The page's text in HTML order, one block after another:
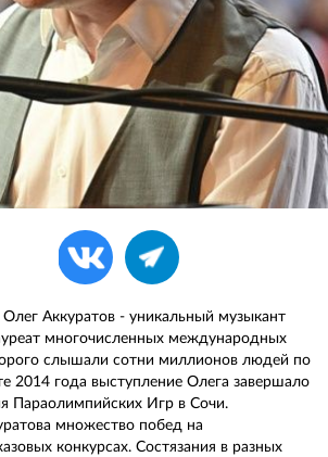
Аккуратов - уникальный музыкант
многочисленных международных
слышали сотни миллионов людей по
2014 года выступление Олега завершало
Параолимпийских Игр в Сочи.
множество побед на
конкурсах. Состязания в разных